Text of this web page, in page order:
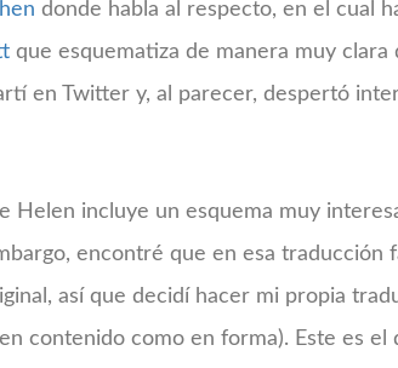
donde habla al respecto, en el cual
que esquematiza de manera muy clara
en Twitter y, al parecer, despertó
Helen incluye un esquema muy
encontré que en esa traducción
así que decidí hacer mi propia
contenido como en forma). Este es el